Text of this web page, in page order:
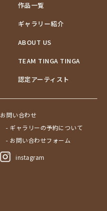
作品一覧
ギャラリー紹介
ABOUT US
TEAM TINGA TINGA
認定アーティスト
お問い合わせ
- ギャラリーの予約について
- お問い合わせフォーム
instagram